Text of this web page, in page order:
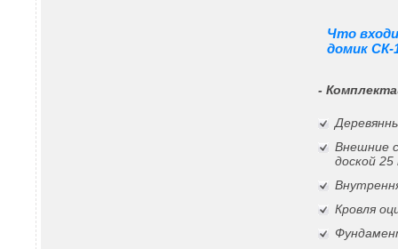
Что
домик СК-
-
Внешние
доской
Кровля